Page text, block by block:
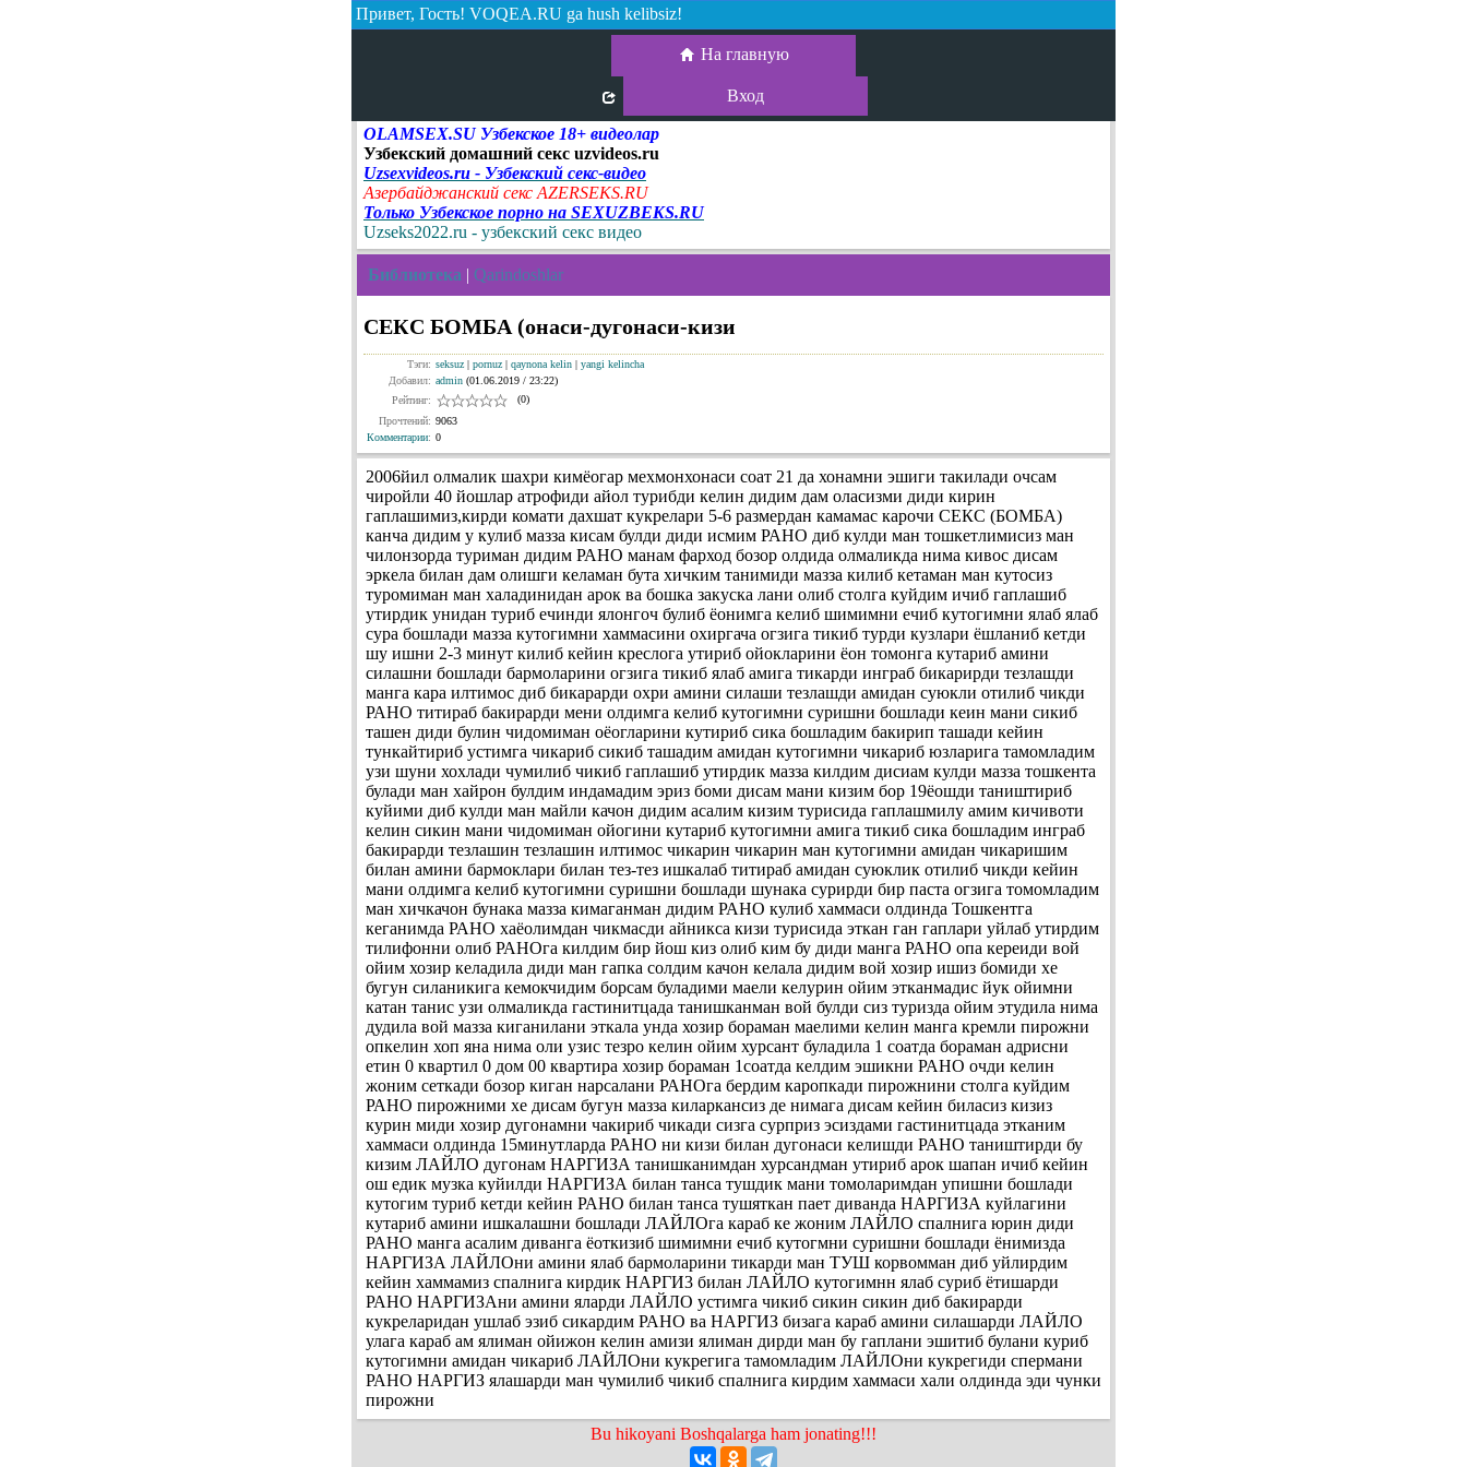
Привет, Гость! VOQEA.RU ga hush kelibsiz!
На главную
Вход
OLAMSEX.SU Узбекское 18+ видеолар
Узбекский домашний секс uzvideos.ru
Uzsexvideos.ru - Узбекский секс-видео
Азербайджанский секс AZERSEKS.RU
Только Узбекское порно на SEXUZBEKS.RU
Uzseks2022.ru - узбекский секс видео
Библиотека | Qarindoshlar
СЕКС БОМБА (онаси-дугонаси-кизи
Тэги: seksuz | pornuz | qaynona kelin | yangi kelincha
Добавил: admin (01.06.2019 / 23:22)
Рейтинг:
(0)
Прочтений: 9063
Комментарии: 0
2006йил олмалик шахри кимёогар мехмонхонаси соат 21 да хонамни эшиги такилади очсам
чиройли 40 йошлар атрофиди айол турибди келин дидим дам оласизми диди кирин
гаплашимиз,кирди комати дахшат кукрелари 5-6 размердан камамас карочи СЕКС (БОМБА)
канча дидим у кулиб мазза кисам булди диди исмим РАНО диб кулди ман тошкетлимисиз ман
чилонзорда туриман дидим РАНО манам фарход бозор олдида олмаликда нима кивос дисам
эркела билан дам олишги келаман бута хичким танимиди мазза килиб кетаман ман кутосиз
туромиман ман халадинидан арок ва бошка закуска лани олиб столга куйдим ичиб гаплашиб
утирдик унидан туриб ечинди ялонгоч булиб ёонимга келиб шимимни ечиб кутогимни ялаб ялаб
сура бошлади мазза кутогимни хаммасини охиргача огзига тикиб турди кузлари ёшланиб кетди
шу ишни 2-3 минут килиб кейин креслога утириб ойокларини ёон томонга кутариб амини
силашни бошлади бармоларини огзига тикиб ялаб амига тикарди инграб бикарирди тезлашди
манга кара илтимос диб бикарарди охри амини силаши тезлашди амидан суюкли отилиб чикди
РАНО титираб бакирарди мени олдимга келиб кутогимни суришни бошлади кеин мани сикиб
ташен диди булин чидомиман оёогларини кутириб сика бошладим бакирип ташади кейин
тункайтириб устимга чикариб сикиб ташадим амидан кутогимни чикариб юзларига тамомладим
узи шуни хохлади чумилиб чикиб гаплашиб утирдик мазза килдим дисиам кулди мазза тошкента
булади ман хайрон булдим индамадим эриз боми дисам мани кизим бор 19ёошди таништириб
куйими диб кулди ман майли качон дидим асалим кизим турисида гаплашмилу амим кичивоти
келин сикин мани чидомиман ойогини кутариб кутогимни амига тикиб сика бошладим инграб
бакирарди тезлашин тезлашин илтимос чикарин чикарин ман кутогимни амидан чикаришим
билан амини бармоклари билан тез-тез ишкалаб титираб амидан суюклик отилиб чикди кейин
мани олдимга келиб кутогимни суришни бошлади шунака сурирди бир паста огзига томомладим
ман хичкачон бунака мазза кимаганман дидим РАНО кулиб хаммаси олдинда Тошкентга
кеганимда РАНО хаёолимдан чикмасди айникса кизи турисида эткан ган гаплари уйлаб утирдим
тилифонни олиб РАНОга килдим бир йош киз олиб ким бу диди манга РАНО опа кереиди вой
ойим хозир келадила диди ман гапка солдим качон келала дидим вой хозир ишиз бомиди хе
бугун силаникига кемокчидим борсам буладими маели келурин ойим этканмадис йук ойимни
катан танис узи олмаликда гастинитцада танишканман вой булди сиз туризда ойим этудила нима
дудила вой мазза киганилани эткала унда хозир бораман маелими келин манга кремли пирожни
опкелин хоп яна нима оли узис тезро келин ойим хурсант буладила 1 соатда бораман адрисни
етин 0 квартил 0 дом 00 квартира хозир бораман 1соатда келдим эшикни РАНО очди келин
жоним сеткади бозор киган нарсалани РАНОга бердим каропкади пирожнини столга куйдим
РАНО пирожними хе дисам бугун мазза киларкансиз де нимага дисам кейин биласиз кизиз
курин миди хозир дугонамни чакириб чикади сизга сурприз эсиздами гастинитцада этканим
хаммаси олдинда 15минутларда РАНО ни кизи билан дугонаси келишди РАНО таништирди бу
кизим ЛАЙЛО дугонам НАРГИЗА танишканимдан хурсандман утириб арок шапан ичиб кейин
ош едик музка куйилди НАРГИЗА билан танса тушдик мани томоларимдан упишни бошлади
кутогим туриб кетди кейин РАНО билан танса тушяткан пает диванда НАРГИЗА куйлагини
кутариб амини ишкалашни бошлади ЛАЙЛОга караб ке жоним ЛАЙЛО спалнига юрин диди
РАНО манга асалим диванга ёоткизиб шимимни ечиб кутогмни суришни бошлади ёнимизда
НАРГИЗА ЛАЙЛОни амини ялаб бармоларини тикарди ман ТУШ корвомман диб уйлирдим
кейин хаммамиз спалнига кирдик НАРГИ3 билан ЛАЙЛО кутогимнн ялаб суриб ётишарди
РАНО НАРГИЗАни амини яларди ЛАЙЛО устимга чикиб сикин сикин диб бакирарди
кукреларидан ушлаб эзиб сикардим РАНО ва НАРГИЗ бизага караб амини силашарди ЛАЙЛО
улага караб ам ялиман ойижон келин амизи ялиман дирди ман бу гаплани эшитиб булани куриб
кутогимни амидан чикариб ЛАЙЛОни кукрегига тамомладим ЛАЙЛОни кукрегиди спермани
РАНО НАРГИЗ ялашарди ман чумилиб чикиб спалнига кирдим хаммаси хали олдинда эди чунки
пирожни
Bu hikoyani Boshqalarga ham jonating!!!